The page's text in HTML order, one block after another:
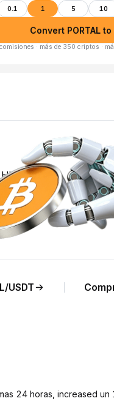
0.1 1 5 10
Convert PORTAL to
· más de 350 criptos ·
en
USDT
24 horas, increased un